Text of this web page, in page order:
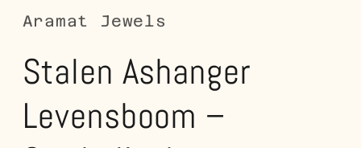
Aramat Jewels
Stalen Ashanger
Levensboom –